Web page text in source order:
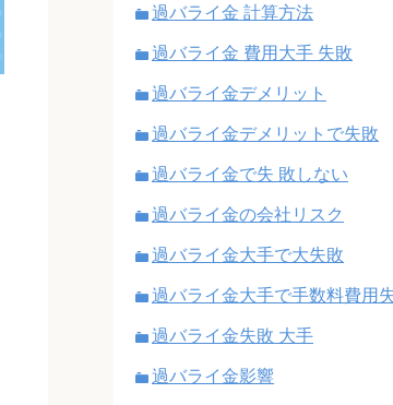
過バライ金 計算方法
過バライ金 費用大手 失敗
過バライ金デメリット
過バライ金デメリットで失敗
過バライ金で失 敗しない
過バライ金の会社リスク
過バライ金大手で大失敗
過バライ金大手で手数料費用
過バライ金失敗 大手
過バライ金影響